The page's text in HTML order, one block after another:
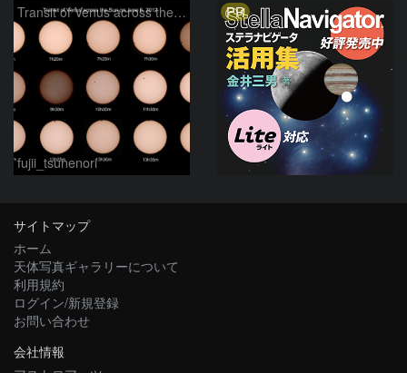
Transit of Venus across the Sun
fujii_tsunenori
PR
サイトマップ
ホーム
天体写真ギャラリーについて
利用規約
ログイン/新規登録
お問い合わせ
会社情報